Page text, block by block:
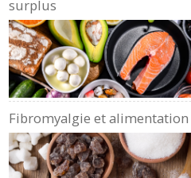
surplus
Fibromyalgie et alimentation